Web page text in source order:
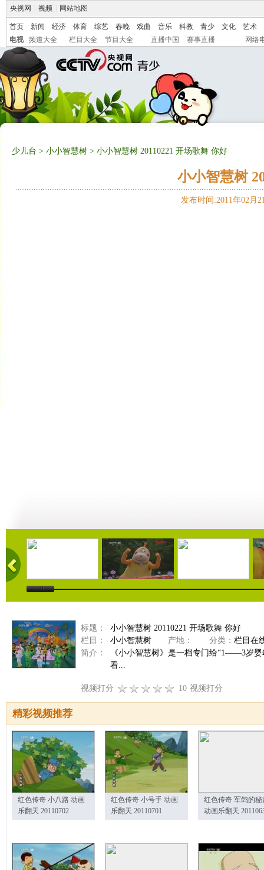
央视网 视频 网站地图
首页 新闻 经济 体育 综艺 春晚 戏曲 音乐 科教 青少 文化
艺术
电视
频道大全 栏目大全 节目大全 直播中国 赛事直播 网络
少儿台 > 小小智慧树 > 小小智慧树 20110221 开场歌舞 你好
小小智慧树
发布时间:2011年02月
01:02 03:24 01:26
标题：
小小智慧树 20110221 开场歌舞 你好
栏目：
小小智慧树 产地： 分类： 栏目在
简介：
《小小智慧树》是一档专门给“1——3岁
看...
视频打分 10 视频打分
精彩视频推荐
红色传奇 小八路 动画
乐翻天 20110702
红色传奇 小号手 动画
乐翻天 20110701
红色传奇 军鸽的秘
动画乐翻天